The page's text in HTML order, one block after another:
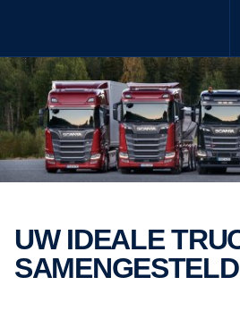
UW IDEALE TRUCK
SAMENGESTELD